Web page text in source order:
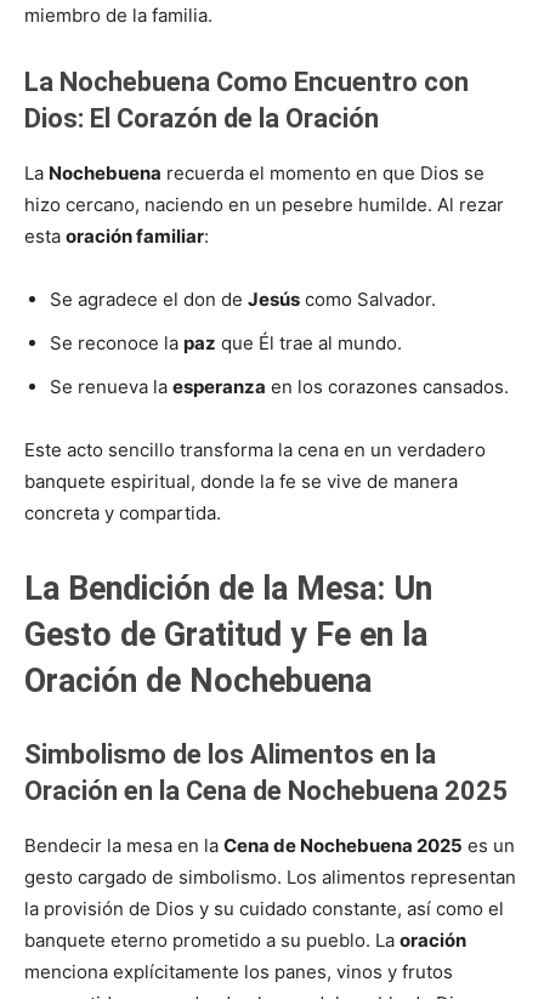
miembro de la familia.
La Nochebuena Como Encuentro con
Dios: El Corazón de la Oración
La Nochebuena recuerda el momento en que Dios se
hizo cercano, naciendo en un pesebre humilde. Al rezar
esta oración familiar:
Se agradece el don de Jesús como Salvador.
Se reconoce la paz que Él trae al mundo.
Se renueva la esperanza en los corazones cansados.
Este acto sencillo transforma la cena en un verdadero
banquete espiritual, donde la fe se vive de manera
concreta y compartida.
La Bendición de la Mesa: Un
Gesto de Gratitud y Fe en la
Oración de Nochebuena
Simbolismo de los Alimentos en la
Oración en la Cena de Nochebuena 2025
Bendecir la mesa en la Cena de Nochebuena 2025 es un
gesto cargado de simbolismo. Los alimentos representan
la provisión de Dios y su cuidado constante, así como el
banquete eterno prometido a su pueblo. La oración
menciona explícitamente los panes, vinos y frutos